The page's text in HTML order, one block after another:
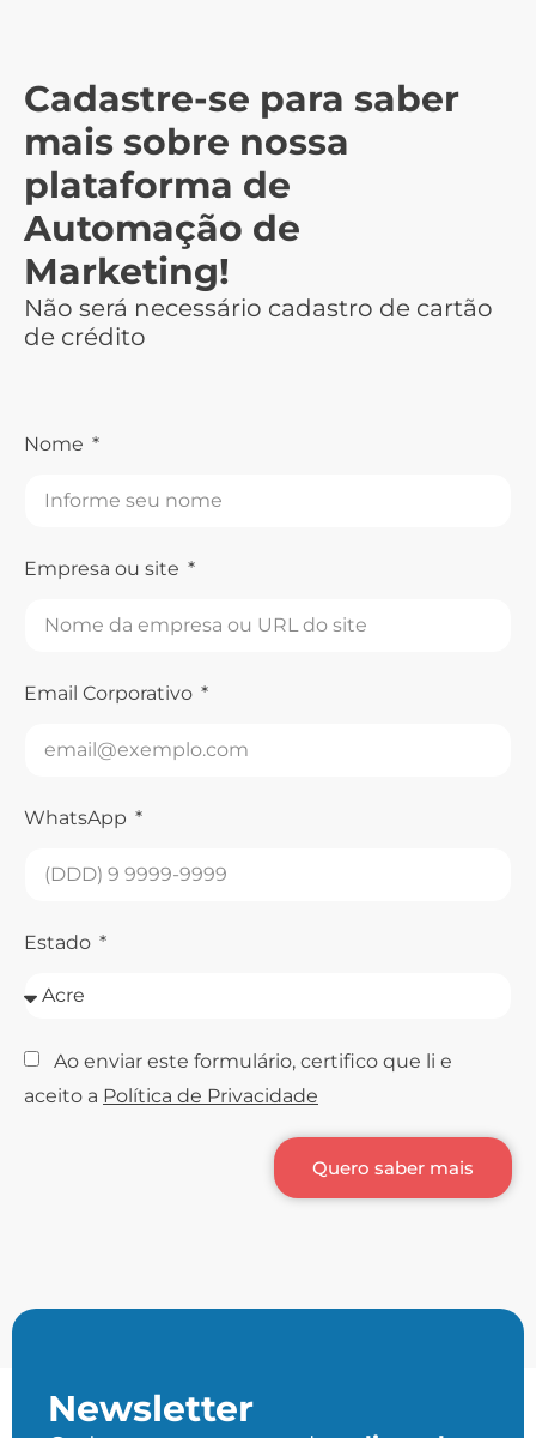
Cadastre-se para saber
mais sobre nossa
plataforma de
Automação de
Marketing!
Não será necessário cadastro de cartão
de crédito
Nome
Empresa ou site
Email Corporativo
WhatsApp
Estado
Ao enviar este formulário, certifico que li e
aceito a Política de Privacidade
Quero saber mais
Newsletter